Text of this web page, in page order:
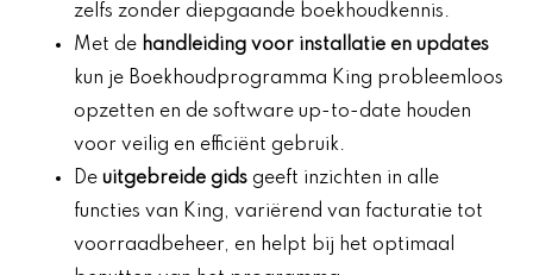
zelfs zonder diepgaande boekhoudkennis.
Met de handleiding voor installatie en updates
kun je Boekhoudprogramma King probleemloos
opzetten en de software up-to-date houden
voor veilig en efficiënt gebruik.
De uitgebreide gids geeft inzichten in alle
functies van King, variërend van facturatie tot
voorraadbeheer, en helpt bij het optimaal